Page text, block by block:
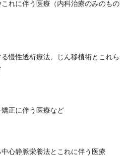
れに伴う医療（内科治療のみのもの
慢性透析療法、じん移植術とこれら
正に伴う医療など
心静脈栄養法とこれに伴う医療